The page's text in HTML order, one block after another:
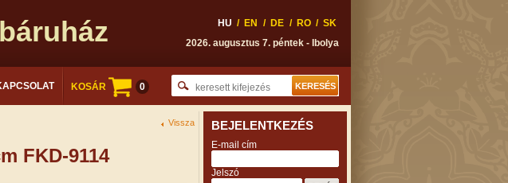
HU / EN / DE / RO / SK
2026. augusztus 7. péntek - Ibolya
KOSÁR 0
Vissza
FKD-9114
BEJELENTKEZÉS
E-mail cím
Jelszó